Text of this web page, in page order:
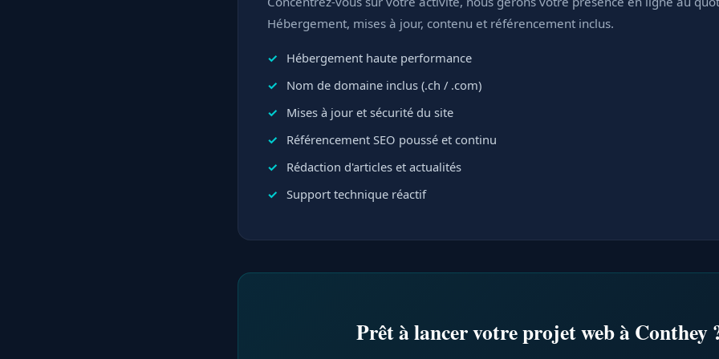
Hébergement, mises à jour, contenu et référencement inclus.
Hébergement haute performance
Nom de domaine inclus (.ch / .com)
Mises à jour et sécurité du site
Référencement SEO poussé et continu
Rédaction d'articles et actualités
Support technique réactif
Prêt à lancer votre projet web à Conthey